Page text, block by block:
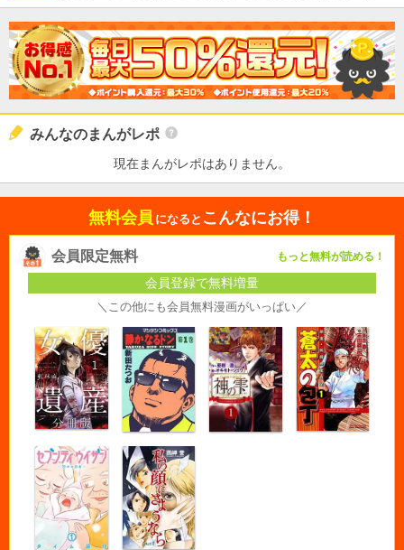
みんなのまんがレポ
現在まんがレポはありません。
無料会員 になると こんなにお得！
会員限定無料 もっと無料が読める！
会員登録で無料増量
＼この他にも会員無料漫画がいっぱい／